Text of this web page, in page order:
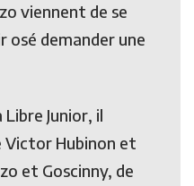
viennent de se
osé demander une
Junior, il
Victor Hubinon et
et Goscinny, de